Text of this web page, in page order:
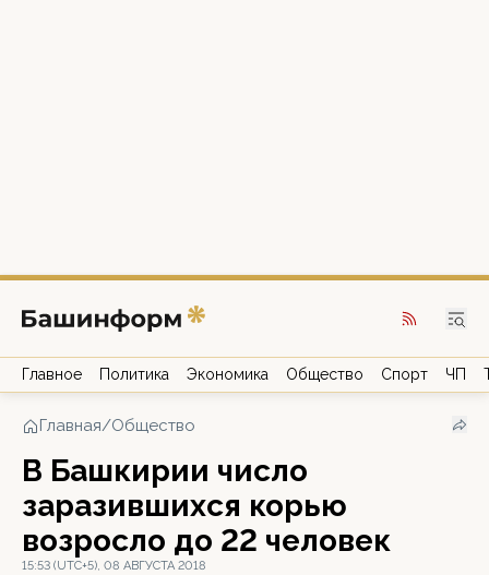
Главное Политика Экономика Общество Спорт ЧП
Главная/Общество
В Башкирии число
заразившихся корью
возросло до 22 человек
15:53 (UTC+5), 08 АВГУСТА 2018